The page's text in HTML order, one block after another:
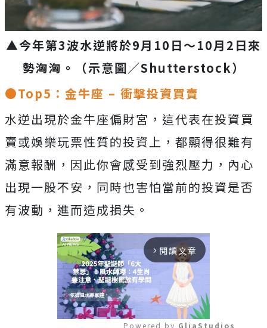
▲今年第3波水逆將於9月10日～10月2日來
勢洶洶。（示意圖／Shutterstock）
●Top5：金牛座 – 衝擊投資買賣
水逆出現於金牛座偏財宮，這代表在投資買
賣或娛樂玩票性質的投資上，都顯得很難有
滿意報酬，因此你會感受到強烈壓力，內心
出現一股不安，同時也害怕當前的投資是否
有波動，進而造成損失。
arrow_forward_ios 閱讀文章
Powered by GliaStudios